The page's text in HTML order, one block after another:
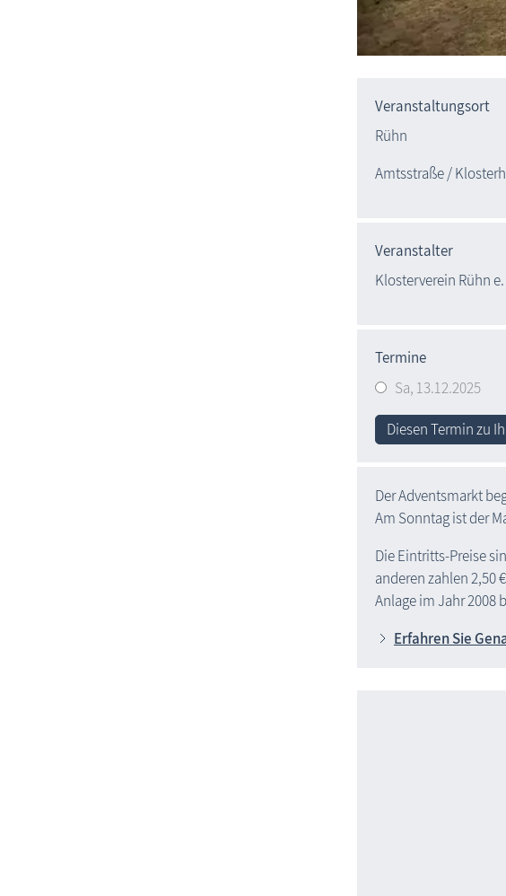
Veranstaltungsort
Rühn
Amtsstraße /
Veranstalter
Klosterverein Rühn
Termine
Sa, 13.12.2025
Diesen Termin zu
Der Adventsmarkt
Am Sonntag ist der
Die Eintritts-Preise
anderen zahlen 2,50
Anlage im Jahr 2008
Erfahren Sie